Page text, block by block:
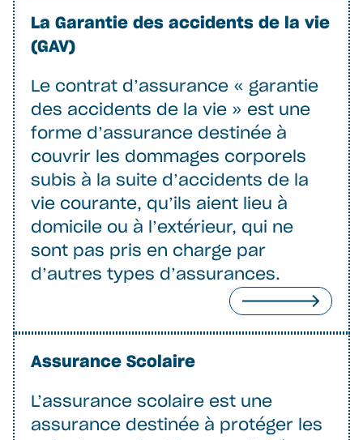
La Garantie des accidents de la vie
(GAV)
Le contrat d’assurance « garantie
des accidents de la vie » est une
forme d’assurance destinée à
couvrir les dommages corporels
subis à la suite d’accidents de la
vie courante, qu’ils aient lieu à
domicile ou à l’extérieur, qui ne
sont pas pris en charge par
d’autres types d’assurances.
Assurance Scolaire
L’assurance scolaire est une
assurance destinée à protéger les